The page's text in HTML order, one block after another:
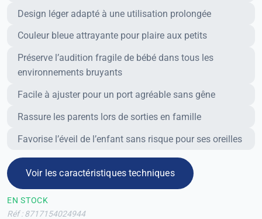
Design léger adapté à une utilisation prolongée
Couleur bleue attrayante pour plaire aux petits
Avantages
Préserve l’audition fragile de bébé dans tous les
environnements bruyants
Facile à ajuster pour un port agréable sans gêne
Rassure les parents lors de sorties en famille
Favorise l’éveil de l’enfant sans risque pour ses oreilles
Voir les caractéristiques techniques
EN STOCK
Réf : 8717154024944